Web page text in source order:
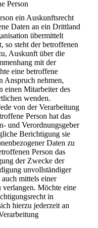
Person
ein Auskunftsrecht
Daten an ein Drittland
übermittelt
so steht der betroffenen
Auskunft über die
mit der
eine betroffene
Anspruch nehmen,
einen Mitarbeiter des
wenden.
von der Verarbeitung
Person hat das
und Verordnungsgeber
Berichtigung sie
Daten zu
Person das
der Zwecke der
unvollständiger
mittels einer
Möchte eine
in
hierzu jederzeit an